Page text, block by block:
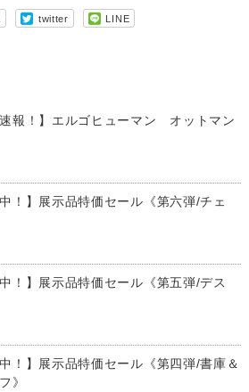
twitter LINE
速報！】エルゴヒューマン オットマン
中！】展示品特価セール《第六弾/チェ
中！】展示品特価セール《第五弾/デス
中！】展示品特価セール《第四弾/書庫＆
》